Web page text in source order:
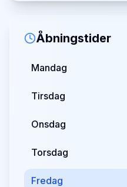
Åbningstider
Mandag
Tirsdag
Onsdag
Torsdag
Fredag